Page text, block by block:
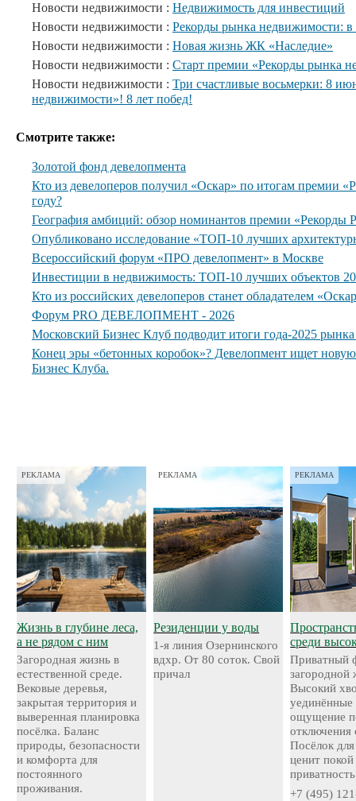
Новости недвижимости : Недвижимость для инвестиций
Новости недвижимости : Рекорды рынка недвижимости: в
Новости недвижимости : Новая жизнь ЖК «Наследие»
Новости недвижимости : Старт премии «Рекорды рынка
Новости недвижимости : Три счастливые восьмерки: 8
недвижимости»! 8 лет побед!
Смотрите также:
Золотой фонд девелопмента
Кто из девелоперов получил «Оскар» по итогам премии
году?
География амбиций: обзор номинантов премии
Опубликовано исследование «ТОП-10 лучших
Всероссийский форум «ПРО девелопмент» в Москве
Инвестиции в недвижимость: ТОП-10 лучших объектов
Кто из российских девелоперов станет обладателем
Форум PRO ДЕВЕЛОПМЕНТ - 2026
Московский Бизнес Клуб подводит итоги года-2025
Конец эры «бетонных коробок»? Девелопмент ищет
Бизнес Клуба.
РЕКЛАМА
Жизнь в глубине леса,
а не рядом с ним
Загородная жизнь в
естественной среде.
Вековые деревья,
закрытая территория и
выверенная планировка
посёлка. Баланс
природы, безопасности
и комфорта для
постоянного
проживания.
РЕКЛАМА
Резиденции у воды
1-я линия Озернинского
вдхр. От 80 соток. Свой
причал
РЕКЛАМА
среди
Приватный
загородной
Высокий
уединённые
ощущение
отключения
Посёлок
ценит
приватность
+7 (495)